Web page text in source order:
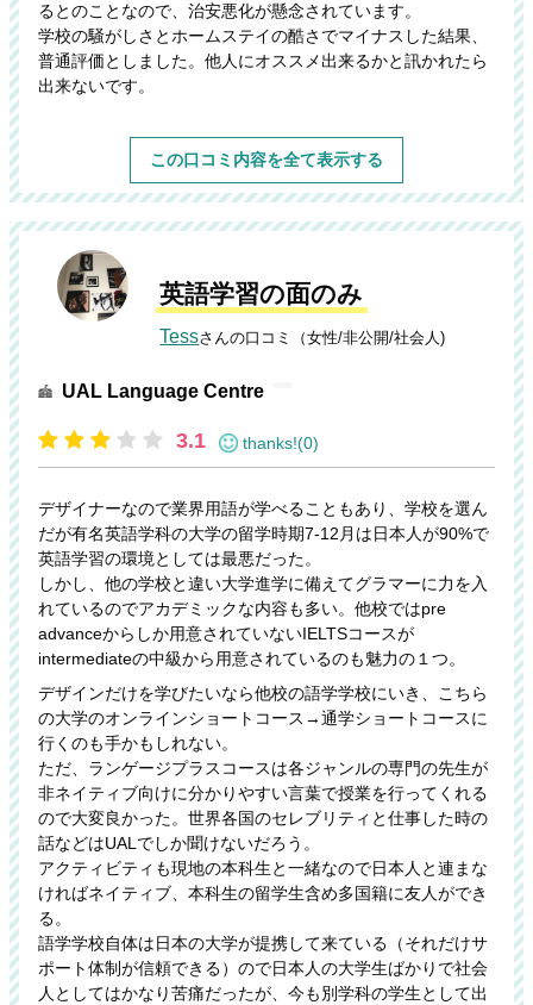
るとのことなので、治安悪化が懸念されています。
学校の騒がしさとホームステイの酷さでマイナスした結果、
普通評価としました。他人にオススメ出来るかと訊かれたら
出来ないです。
この口コミ内容を全て表示する
英語学習の面のみ
Tessさんの口コミ（女性/非公開/社会人)
UAL Language Centre
3.1 thanks!(0)
デザイナーなので業界用語が学べることもあり、学校を選ん
だが有名英語学科の大学の留学時期7-12月は日本人が90%で
英語学習の環境としては最悪だった。
しかし、他の学校と違い大学進学に備えてグラマーに力を入
れているのでアカデミックな内容も多い。他校ではpre
advanceからしか用意されていないIELTSコースが
intermediateの中級から用意されているのも魅力の１つ。
デザインだけを学びたいなら他校の語学学校にいき、こちら
の大学のオンラインショートコース→通学ショートコースに
行くのも手かもしれない。
ただ、ランゲージプラスコースは各ジャンルの専門の先生が
非ネイティブ向けに分かりやすい言葉で授業を行ってくれる
ので大変良かった。世界各国のセレブリティと仕事した時の
話などはUALでしか聞けないだろう。
アクティビティも現地の本科生と一緒なので日本人と連まな
ければネイティブ、本科生の留学生含め多国籍に友人ができ
る。
語学学校自体は日本の大学が提携して来ている（それだけサ
ポート体制が信頼できる）ので日本人の大学生ばかりで社会
人としてはかなり苦痛だったが、今も別学科の学生として出